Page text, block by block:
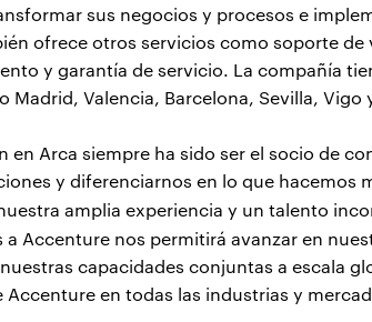
sus negocios y procesos e
ofrece otros servicios como soporte
y garantía de servicio. La compañía
Madrid, Valencia, Barcelona, Sevilla, Vigo
en Arca siempre ha sido ser el socio de
y diferenciarnos en lo que hacemos
amplia experiencia y un talento
a Accenture nos permitirá avanzar en
capacidades conjuntas a escala
Accenture en todas las industrias y